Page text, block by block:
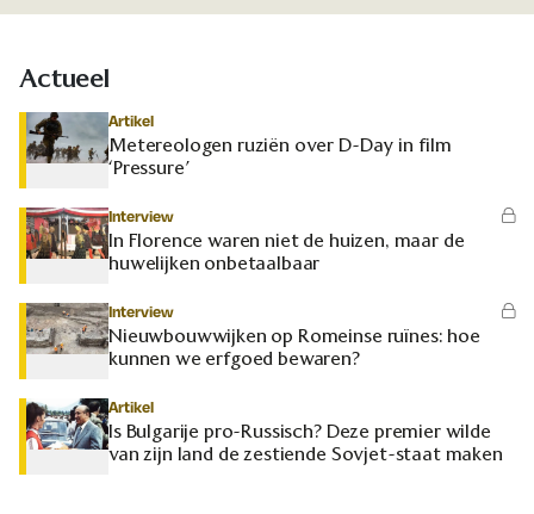
Actueel
Artikel
Metereologen ruziën over D-Day in film
‘Pressure’
Interview
In Florence waren niet de huizen, maar de
huwelijken onbetaalbaar
Interview
Nieuwbouwwijken op Romeinse ruïnes: hoe
kunnen we erfgoed bewaren?
Artikel
Is Bulgarije pro-Russisch? Deze premier wilde
van zijn land de zestiende Sovjet-staat maken